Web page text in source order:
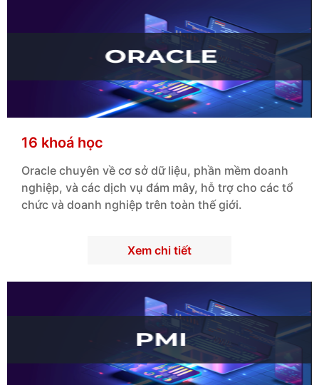
16 khoá học
Oracle chuyên về cơ sở dữ liệu, phần mềm doanh
nghiệp, và các dịch vụ đám mây, hỗ trợ cho các tổ
chức và doanh nghiệp trên toàn thế giới.
Xem chi tiết